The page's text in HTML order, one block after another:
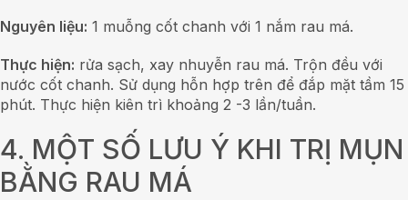
Nguyên liệu: 1 muỗng cốt chanh với 1 nắm rau má.
Thực hiện: rửa sạch, xay nhuyễn rau má. Trộn đều với
nước cốt chanh. Sử dụng hỗn hợp trên để đắp mặt tầm 15
phút. Thực hiện kiên trì khoảng 2 -3 lần/tuần.
4. MỘT SỐ LƯU Ý KHI TRỊ MỤN
BẰNG RAU MÁ